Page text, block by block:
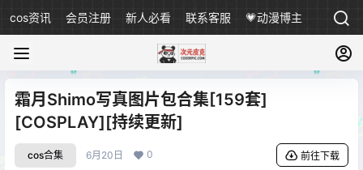
cos资讯 会员注册 新人必看 联系客服 💗动漫博主
霜月Shimo写真图片包合集[159套]
[COSPLAY][持续更新]
cos合集 6月20日 0 前往下载